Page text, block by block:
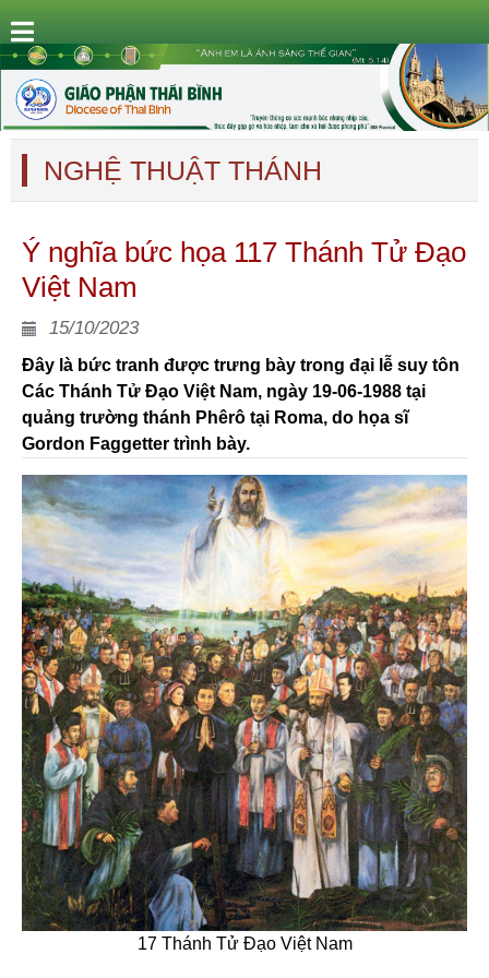
NGHỆ THUẬT THÁNH
Ý nghĩa bức họa 117 Thánh Tử Đạo
Việt Nam
15/10/2023
Đây là bức tranh được trưng bày trong đại lễ suy tôn
Các Thánh Tử Đạo Việt Nam, ngày 19-06-1988 tại
quảng trường thánh Phêrô tại Roma, do họa sĩ
Gordon Faggetter trình bày.
17 Thánh Tử Đạo Việt Nam